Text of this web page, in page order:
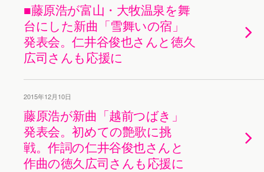
■藤原浩が富山・大牧温泉を舞
台にした新曲「雪舞いの宿」
発表会。仁井谷俊也さんと徳久
広司さんも応援に
2015年12月10日
藤原浩が新曲「越前つばき」
発表会。初めての艶歌に挑
戦。作詞の仁井谷俊也さんと
作曲の徳久広司さんも応援に